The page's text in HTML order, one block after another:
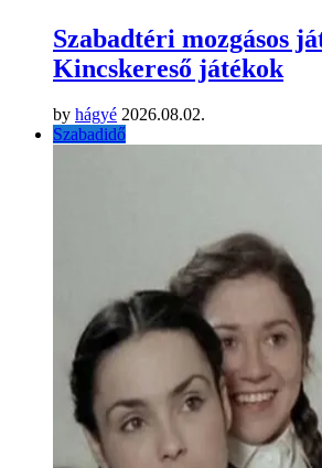
Szabadtéri mozgásos
Kincskereső játékok
by hágyé 2026.08.02.
Szabadidő